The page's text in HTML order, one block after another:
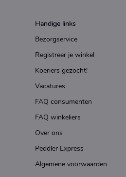
Handige links
Bezorgservice
Registreer je winkel
Koeriers gezocht!
Vacatures
FAQ consumenten
FAQ winkeliers
Over ons
Peddler Express
Algemene voorwaarden